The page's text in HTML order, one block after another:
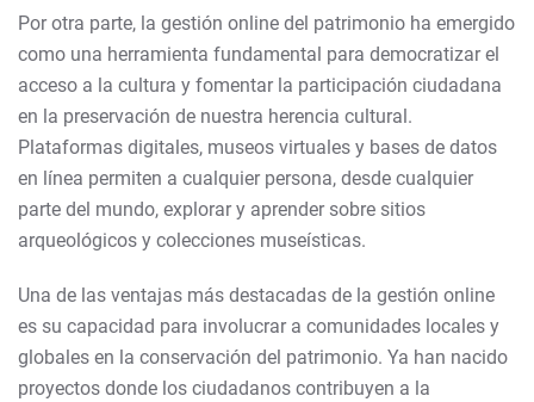
Por otra parte, la gestión online del patrimonio ha emergido
como una herramienta fundamental para democratizar el
acceso a la cultura y fomentar la participación ciudadana
en la preservación de nuestra herencia cultural.
Plataformas digitales, museos virtuales y bases de datos
en línea permiten a cualquier persona, desde cualquier
parte del mundo, explorar y aprender sobre sitios
arqueológicos y colecciones museísticas.
Una de las ventajas más destacadas de la gestión online
es su capacidad para involucrar a comunidades locales y
globales en la conservación del patrimonio. Ya han nacido
proyectos donde los ciudadanos contribuyen a la